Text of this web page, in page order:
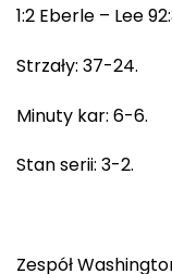
1:2 Eberle – Lee
Strzały: 37-24.
Minuty kar: 6-6.
Stan serii: 3-2.
Zespół